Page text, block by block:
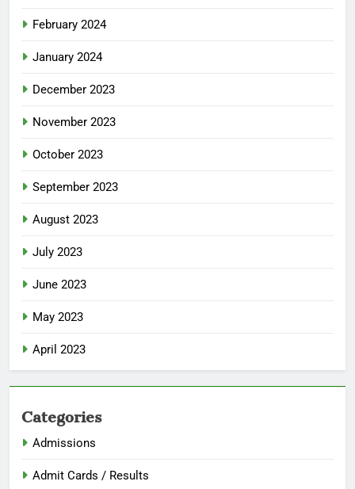
February 2024
January 2024
December 2023
November 2023
October 2023
September 2023
August 2023
July 2023
June 2023
May 2023
April 2023
Categories
Admissions
Admit Cards / Results